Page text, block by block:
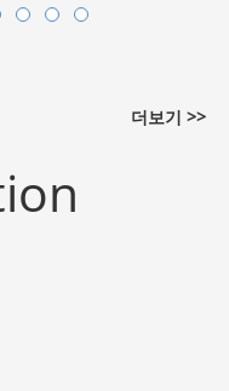
더보기 >>